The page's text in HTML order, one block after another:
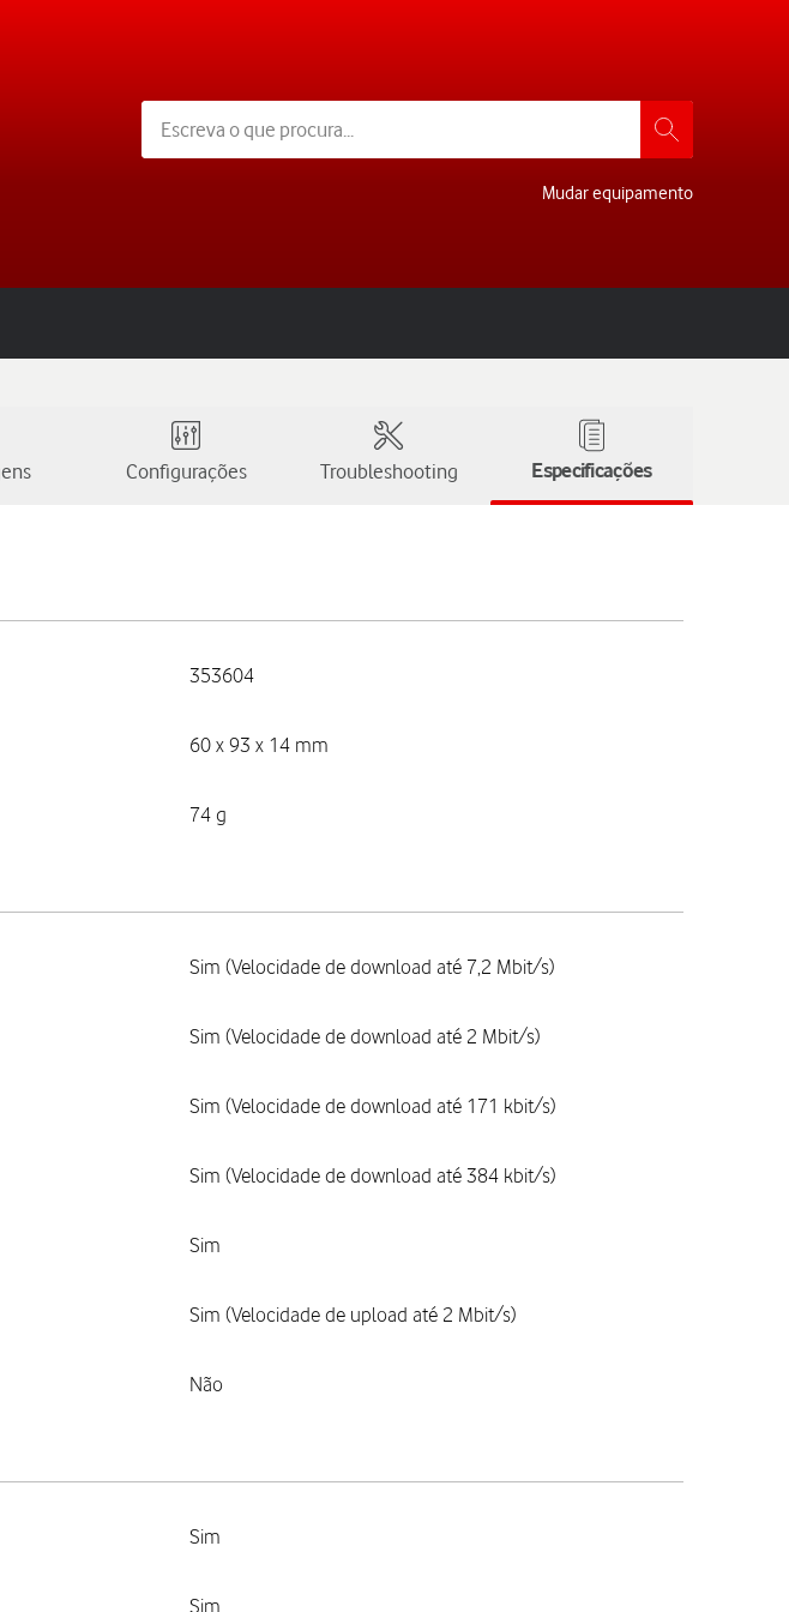
Mudar equipamento
Configurações Troubleshooting Especificações
353604
60 x 93 x 14 mm
74 g
Sim (Velocidade de download até 7,2 Mbit/s)
Sim (Velocidade de download até 2 Mbit/s)
Sim (Velocidade de download até 171 kbit/s)
Sim (Velocidade de download até 384 kbit/s)
Sim
Sim (Velocidade de upload até 2 Mbit/s)
Não
Sim
Sim